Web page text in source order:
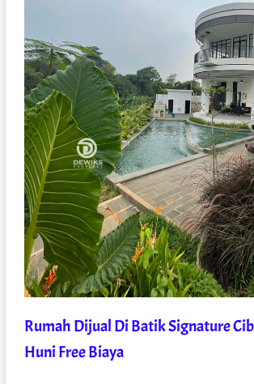
Rumah Dijual Di Batik Signature
Huni Free Biaya